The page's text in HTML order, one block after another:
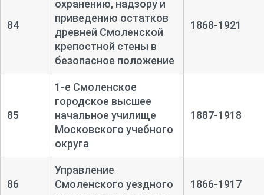
84
охранению, надзору и
приведению остатков
древней Смоленской
крепостной стены в
безопасное положение
1868-1921
85
1-е Смоленское
городское высшее
начальное училище
Московского учебного
округа
1887-1918
86
Управление
Смоленского уездного
1866-1917